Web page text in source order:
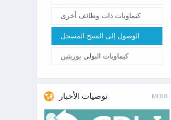
كيماويات ذات وظائف أخرى
الوصول إلى المنتج المسجل
كيماويات البولي يوريثين
توصيات الأخبار MORE